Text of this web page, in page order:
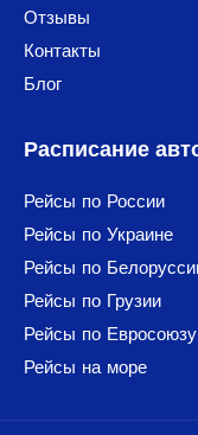
Отзывы
Контакты
Блог
Расписание
Рейсы по России
Рейсы по Украине
Рейсы по
Рейсы по Грузии
Рейсы по Евросоюзу
Рейсы на море